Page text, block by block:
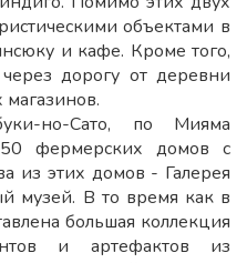
объектами в
и кафе. Кроме того,
дорогу от деревни
но-Сато, по Мияма
фермерских домов с
из этих домов - Галерея
музей. В то время как в
​​большая коллекция
и артефактов из